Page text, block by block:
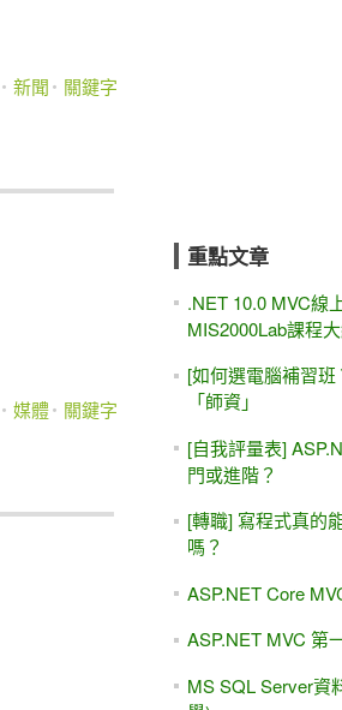
新聞 關鍵字
媒體 關鍵字
重點文章
.NET 10.0 MVC線
MIS2000Lab課程
[如何選電腦補習
「師資」
[自我評量表]
門或進階？
[轉職] 寫程式真的
嗎？
ASP.NET Core
ASP.NET MVC 第
MS SQL Server資